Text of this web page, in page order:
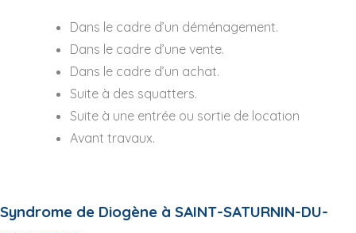
Dans le cadre d’un déménagement.
Dans le cadre d’une vente.
Dans le cadre d’un achat.
Suite à des squatters.
Suite à une entrée ou sortie de location
Avant travaux.
Syndrome de Diogène à SAINT-SATURNIN-DU-